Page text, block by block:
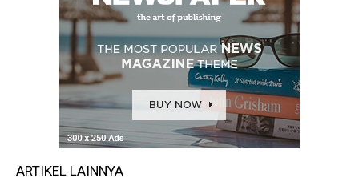
ARTIKEL LAINNYA